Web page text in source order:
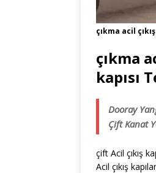
çıkma acil
çıkma
kapısı
Dooray
Çift Kanat
çift Acil çıkış
Acil çıkış